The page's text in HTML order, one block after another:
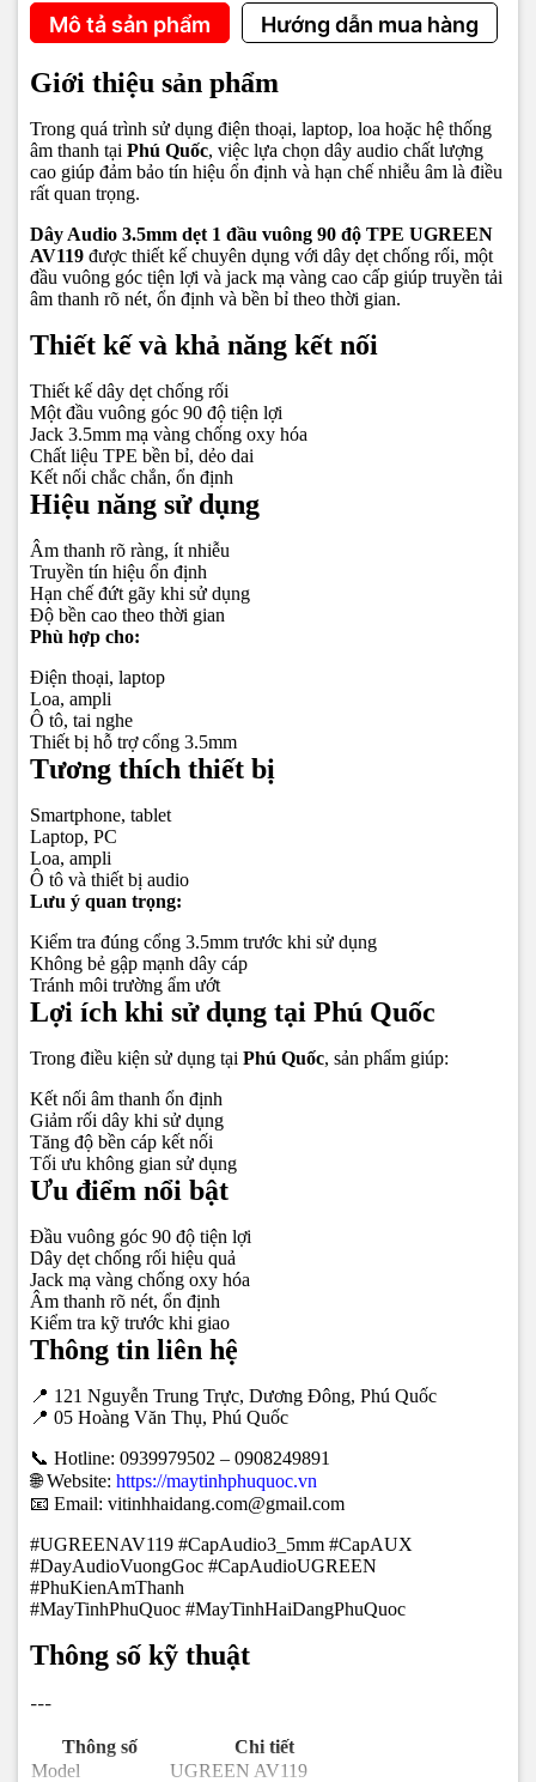
Mô tả sản phẩm Hướng dẫn mua hàng
Giới thiệu sản phẩm
Trong quá trình sử dụng điện thoại, laptop, loa hoặc hệ thống
âm thanh tại Phú Quốc, việc lựa chọn dây audio chất lượng
cao giúp đảm bảo tín hiệu ổn định và hạn chế nhiễu âm là điều
rất quan trọng.
Dây Audio 3.5mm dẹt 1 đầu vuông 90 độ TPE UGREEN
AV119 được thiết kế chuyên dụng với dây dẹt chống rối, một
đầu vuông góc tiện lợi và jack mạ vàng cao cấp giúp truyền tải
âm thanh rõ nét, ổn định và bền bỉ theo thời gian.
Thiết kế và khả năng kết nối
Thiết kế dây dẹt chống rối
Một đầu vuông góc 90 độ tiện lợi
Jack 3.5mm mạ vàng chống oxy hóa
Chất liệu TPE bền bỉ, dẻo dai
Kết nối chắc chắn, ổn định
Hiệu năng sử dụng
Âm thanh rõ ràng, ít nhiễu
Truyền tín hiệu ổn định
Hạn chế đứt gãy khi sử dụng
Độ bền cao theo thời gian
Phù hợp cho:
Điện thoại, laptop
Loa, ampli
Ô tô, tai nghe
Thiết bị hỗ trợ cổng 3.5mm
Tương thích thiết bị
Smartphone, tablet
Laptop, PC
Loa, ampli
Ô tô và thiết bị audio
Lưu ý quan trọng:
Kiểm tra đúng cổng 3.5mm trước khi sử dụng
Không bẻ gập mạnh dây cáp
Tránh môi trường ẩm ướt
Lợi ích khi sử dụng tại Phú Quốc
Trong điều kiện sử dụng tại Phú Quốc, sản phẩm giúp:
Kết nối âm thanh ổn định
Giảm rối dây khi sử dụng
Tăng độ bền cáp kết nối
Tối ưu không gian sử dụng
Ưu điểm nổi bật
Đầu vuông góc 90 độ tiện lợi
Dây dẹt chống rối hiệu quả
Jack mạ vàng chống oxy hóa
Âm thanh rõ nét, ổn định
Kiểm tra kỹ trước khi giao
Thông tin liên hệ
📍 121 Nguyễn Trung Trực, Dương Đông, Phú Quốc
📍 05 Hoàng Văn Thụ, Phú Quốc
📞 Hotline: 0939979502 – 0908249891
🌐 Website: https://maytinhphuquoc.vn
📧 Email: vitinhhaidang.com@gmail.com
#UGREENAV119 #CapAudio3_5mm #CapAUX
#DayAudioVuongGoc #CapAudioUGREEN
#PhuKienAmThanh
#MayTinhPhuQuoc #MayTinhHaiDangPhuQuoc
Thông số kỹ thuật
---
Thông số
Chi tiết
Model
UGREEN AV119